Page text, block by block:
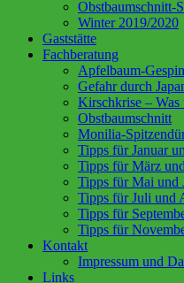
Obstbaumschnitt-
Winter 2019/2020
Gaststätte
Fachberatung
Apfelbaum-
Gefahr durch
Kirschkrise – Was
Obstbaumschnitt
Monilia-
Tipps für Januar
Tipps für März
Tipps für Mai und
Tipps für Juli und
Tipps für
Tipps für
Kontakt
Impressum und
Links